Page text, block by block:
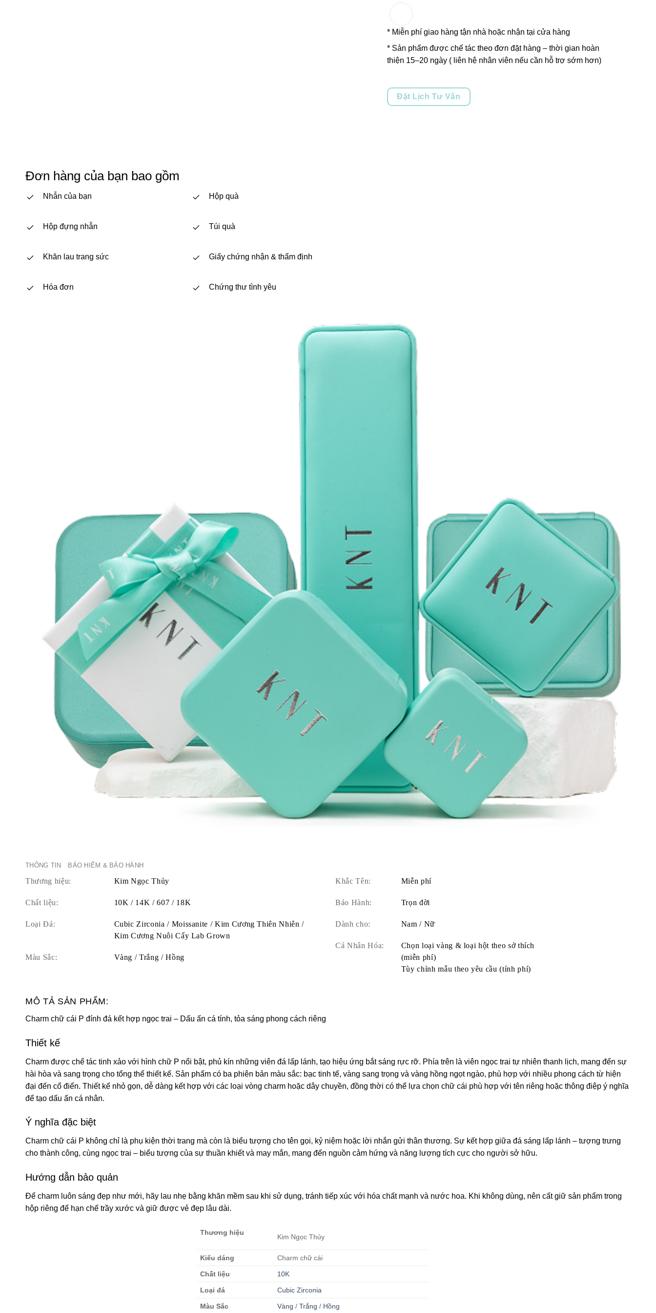
* Miễn phí giao hàng tận nhà hoặc nhận tại cửa hàng
* Sản phẩm được chế tác theo đơn đặt hàng – thời gian hoàn
thiện 15–20 ngày ( liên hệ nhân viên nếu cần hỗ trợ sớm hơn)
Đặt Lịch Tư Vấn
Đơn hàng của bạn bao gồm
Nhẫn của bạn
Hộp đựng nhẫn
Khăn lau trang sức
Hóa đơn
Hộp quà
Túi quà
Giấy chứng nhận & thẩm định
Chứng thư tình yêu
THÔNG TIN BẢO HIỂM & BẢO HÀNH
Thương hiệu: Kim Ngọc Thủy
Chất liệu: 10K / 14K / 607 / 18K
Loại Đá:
Cubic Zirconia / Moissanite / Kim Cương Thiên Nhiên /
Kim Cương Nuôi Cấy Lab Grown
Màu Sắc: Vàng / Trắng / Hồng
Khắc Tên: Miễn phí
Bảo Hành: Trọn đời
Dành cho: Nam / Nữ
Cá Nhân Hóa:
Chọn loại vàng & loại hột theo sở thích
(miễn phí)
Tùy chỉnh mẫu theo yêu cầu (tính phí)
MÔ TẢ SẢN PHẨM:
Charm chữ cái P đính đá kết hợp ngọc trai – Dấu ấn cá tính, tỏa sáng phong cách riêng
Thiết kế
Charm được chế tác tinh xảo với hình chữ P nổi bật, phủ kín những viên đá lấp lánh, tạo hiệu ứng bắt sáng rực rỡ. Phía trên là viên ngọc trai tự nhiên thanh lịch, mang đến sự
hài hòa và sang trọng cho tổng thể thiết kế. Sản phẩm có ba phiên bản màu sắc: bạc tinh tế, vàng sang trọng và vàng hồng ngọt ngào, phù hợp với nhiều phong cách từ hiện
đại đến cổ điển. Thiết kế nhỏ gọn, dễ dàng kết hợp với các loại vòng charm hoặc dây chuyền, đồng thời có thể lựa chọn chữ cái phù hợp với tên riêng hoặc thông điệp ý nghĩa
để tạo dấu ấn cá nhân.
Ý nghĩa đặc biệt
Charm chữ cái P không chỉ là phụ kiện thời trang mà còn là biểu tượng cho tên gọi, kỷ niệm hoặc lời nhắn gửi thân thương. Sự kết hợp giữa đá sáng lấp lánh – tượng trưng
cho thành công, cùng ngọc trai – biểu tượng của sự thuần khiết và may mắn, mang đến nguồn cảm hứng và năng lượng tích cực cho người sở hữu.
Hướng dẫn bảo quản
Để charm luôn sáng đẹp như mới, hãy lau nhẹ bằng khăn mềm sau khi sử dụng, tránh tiếp xúc với hóa chất mạnh và nước hoa. Khi không dùng, nên cất giữ sản phẩm trong
hộp riêng để hạn chế trầy xước và giữ được vẻ đẹp lâu dài.
Thương hiệu
Kim Ngọc Thủy
Kiểu dáng Charm chữ cái
Chất liệu 10K
Loại đá Cubic Zirconia
Màu Sắc Vàng /Trắng / Hồng